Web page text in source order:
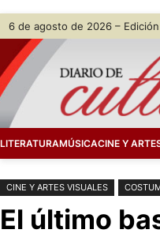
Saltar
contenido
Skip
content
6 de agosto de 2026 –
LITERATURAMÚSICACINE Y
CINE Y ARTES VISUALES
El último